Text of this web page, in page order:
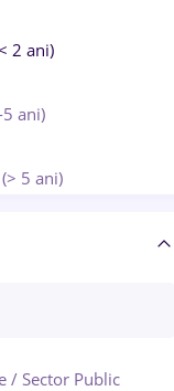
2 ani)
ani)
5 ani)
/ Sector Public